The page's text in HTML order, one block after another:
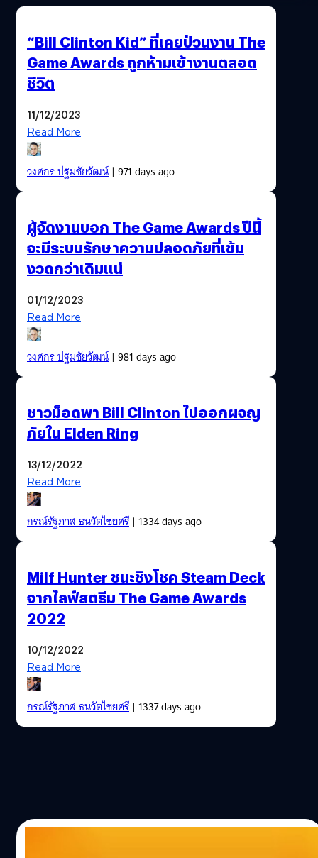
“Bill Clinton Kid” ที่เคยป่วนงาน The
Game Awards ถูกห้ามเข้างานตลอด
ชีวิต
11/12/2023
Read More
วงศกร ปฐมชัยวัฒน์| 971 days ago
ผู้จัดงานบอก The Game Awards ปีนี้
จะมีระบบรักษาความปลอดภัยที่เข้ม
งวดกว่าเดิมแน่
01/12/2023
Read More
วงศกร ปฐมชัยวัฒน์| 981 days ago
ชาวม็อดพา Bill Clinton ไปออกผจญ
ภัยใน Elden Ring
13/12/2022
Read More
กรณ์รัฐภาส ธนวัตไชยศรี| 1334 days ago
Milf Hunter ชนะชิงโชค Steam Deck
จากไลฟ์สตรีม The Game Awards
2022
10/12/2022
Read More
กรณ์รัฐภาส ธนวัตไชยศรี| 1337 days ago